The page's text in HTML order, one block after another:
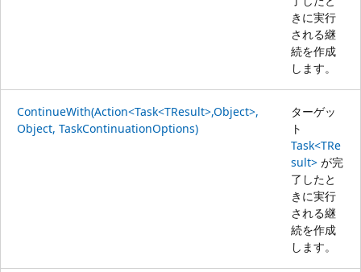
きに実行
される継
続を作成
します。
ContinueWith(Action<Task<TResult>,Object>,
Object, TaskContinuationOptions)
ターゲッ
ト
Task<TRe
sult> が完
了したと
きに実行
される継
続を作成
します。